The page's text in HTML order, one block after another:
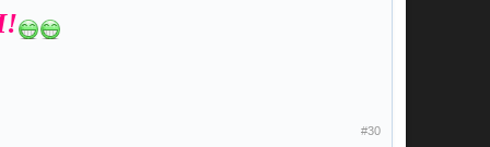
#30